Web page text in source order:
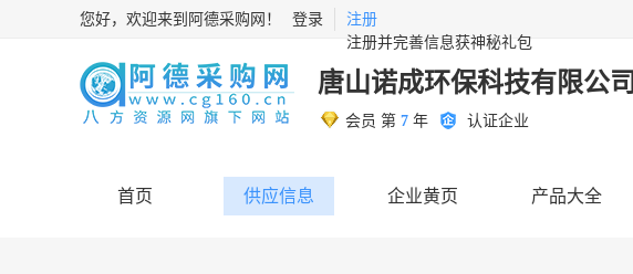
您好，欢迎来到阿德采购网！ 登录
注册
注册并完善信息获神秘礼包
唐山诺成环保科技有限公司
会员 第 7 年 认证企业
首页 供应信息 企业黄页 产品大全